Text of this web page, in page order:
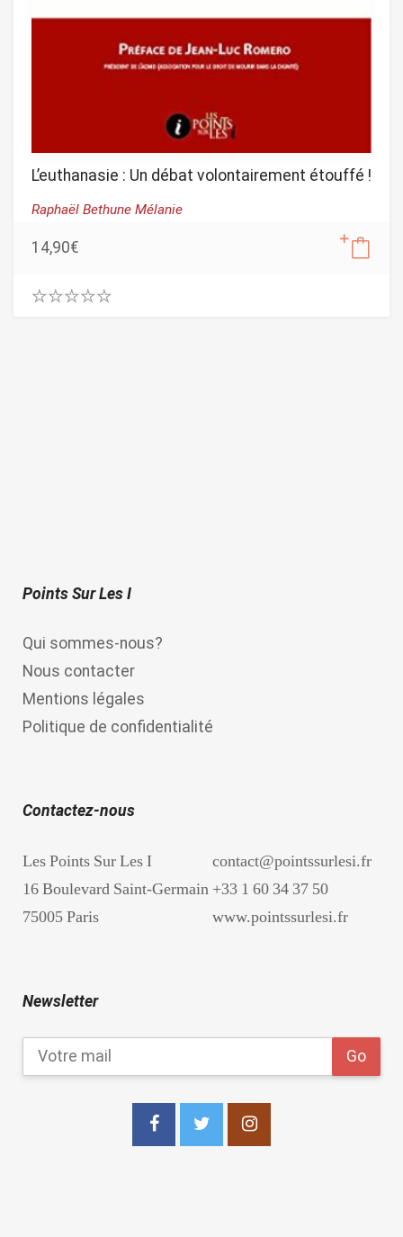
L’euthanasie : Un débat volontairement étouffé !
Raphaël Bethune Mélanie
14,90€
Points Sur Les I
Qui sommes-nous?
Nous contacter
Mentions légales
Politique de confidentialité
Contactez-nous
Les Points Sur Les I
16 Boulevard Saint-Germain
75005 Paris
contact@pointssurlesi.fr
+33 1 60 34 37 50
www.pointssurlesi.fr
Newsletter